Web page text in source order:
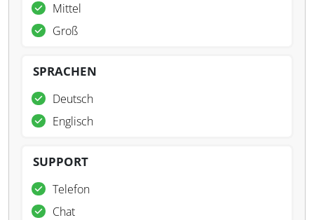
Mittel
Groß
SPRACHEN
Deutsch
Englisch
SUPPORT
Telefon
Chat